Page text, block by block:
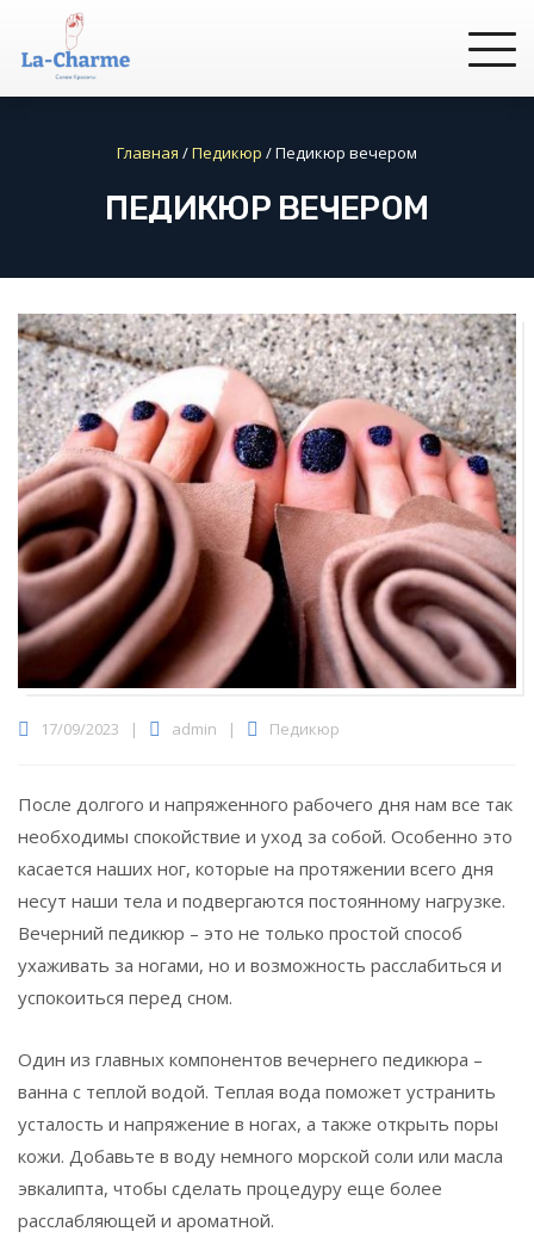
Главная /Педикюр /Педикюр вечером
ПЕДИКЮР ВЕЧЕРОМ
17/09/2023 | admin | Педикюр
После долгого и напряженного рабочего дня нам все так
необходимы спокойствие и уход за собой. Особенно это
касается наших ног, которые на протяжении всего дня
несут наши тела и подвергаются постоянному нагрузке.
Вечерний педикюр – это не только простой способ
ухаживать за ногами, но и возможность расслабиться и
успокоиться перед сном.
Один из главных компонентов вечернего педикюра –
ванна с теплой водой. Теплая вода поможет устранить
усталость и напряжение в ногах, а также открыть поры
кожи. Добавьте в воду немного морской соли или масла
эвкалипта, чтобы сделать процедуру еще более
расслабляющей и ароматной.